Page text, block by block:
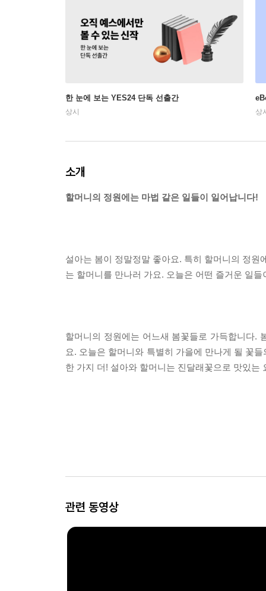
한 눈에 보는 YES24 단독 선출간
상시 상
소개
할머니의 정원에는 마법 같은 일들이 일어납니다!
설아는 봄이 정말정말 좋아요. 특히 할머니의 정
는 할머니를 만나러 가요. 오늘은 어떤 즐거운 일
할머니의 정원에는 어느새 봄꽃들로 가득합니다.
요. 오늘은 할머니와 특별히 가을에 만나게 될 꽃
한 가지 더! 설아와 할머니는 진달래꽃으로 맛있
관련 동영상